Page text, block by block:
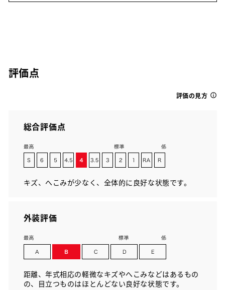
評価点
評価の見方
総合評価点
キズ、へこみが少なく、全体的に良好な状態です。
外装評価
距離、年式相応の軽微なキズやへこみなどはあるもの
の、目立つものはほとんどない良好な状態です。